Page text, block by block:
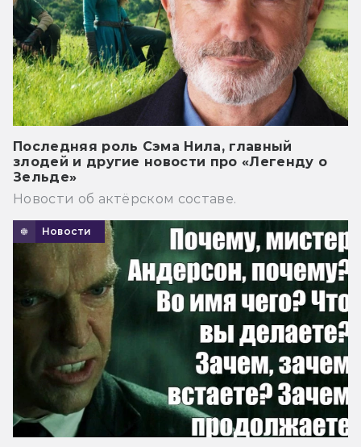
Последняя роль Сэма Нила, главный
злодей и другие новости про «Легенду о
Зельде»
Новости об актёрском составе.
Новости